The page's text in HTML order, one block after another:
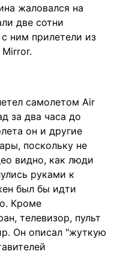
жаловался на
две сотни
ним прилетели из
самолетом Air
за два часа до
он и другие
поскольку не
видно, как люди
руками к
был бы идти
Кроме
телевизор, пульт
Он описал "жуткую